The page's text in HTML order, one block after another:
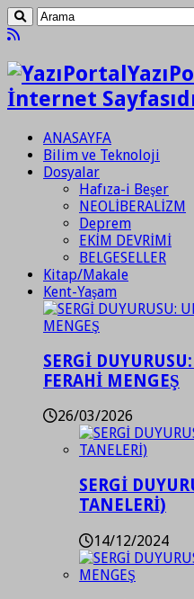
İnternet
ANASAYFA
Bilim ve Teknoloji
Dosyalar
Hafıza-i Beşer
NEOLİBERALİZM
Deprem
EKİM DEVRİMİ
BELGESELLER
Kitap/Makale
Kent-Yaşam
SERGİ
FERAHİ MENGEŞ
26/03/2026
SERGİ
TANELERİ)
14/12/2024